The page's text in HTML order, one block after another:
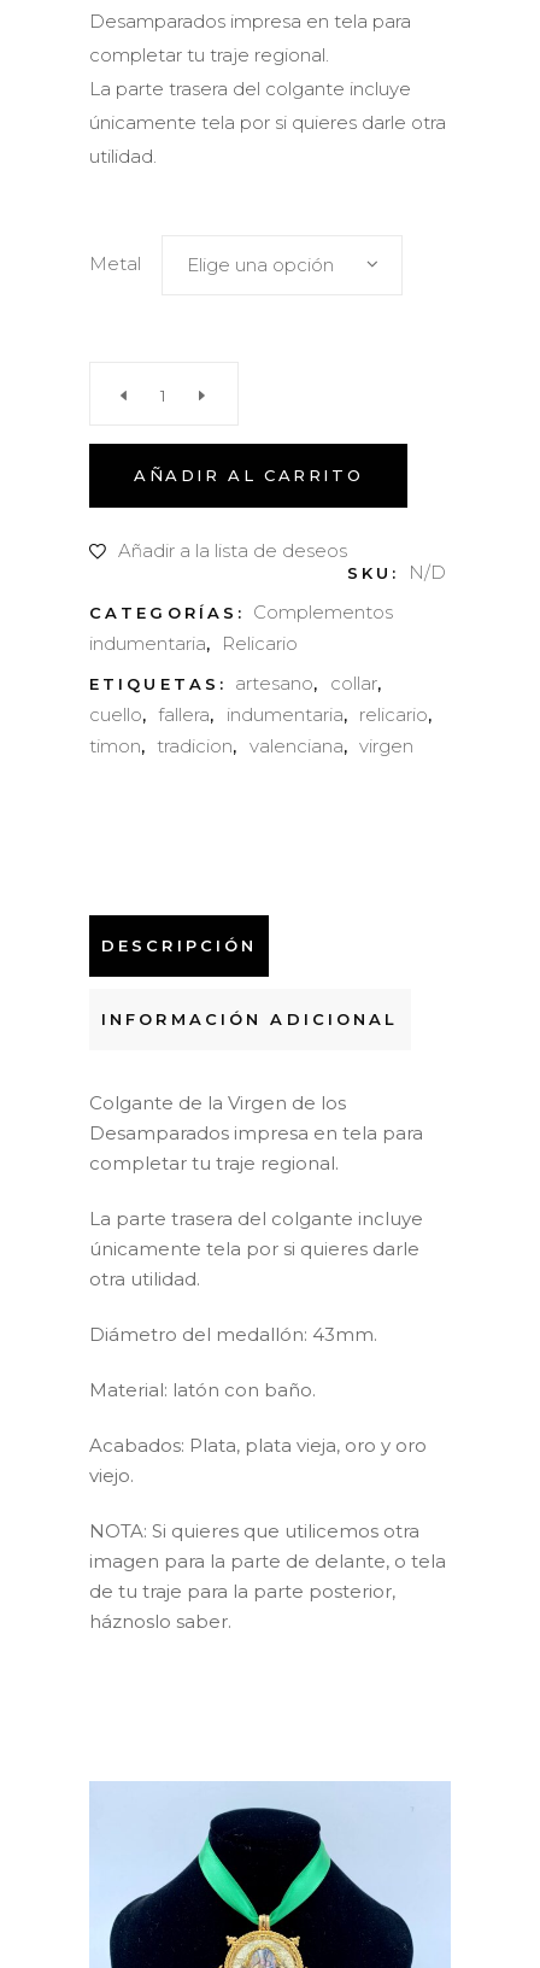
Desamparados impresa en tela para
completar tu traje regional.
La parte trasera del colgante incluye
únicamente tela por si quieres darle otra
utilidad.
Metal Elige una opción
Relicario
AÑADIR AL CARRITO
Añadir a la lista de deseos
SKU: N/D
CATEGORÍAS: Complementos
indumentaria, Relicario
ETIQUETAS: artesano, collar,
cuello,fallera, indumentaria, relicario,
timon,tradicion, valenciana, virgen
DESCRIPCIÓN
INFORMACIÓN ADICIONAL
Colgante de la Virgen de los
Desamparados impresa en tela para
completar tu traje regional.
La parte trasera del colgante incluye
únicamente tela por si quieres darle
otra utilidad.
Diámetro del medallón: 43mm.
Material: latón con baño.
Acabados: Plata, plata vieja, oro y oro
viejo.
NOTA: Si quieres que utilicemos otra
imagen para la parte de delante, o tela
de tu traje para la parte posterior,
háznoslo saber.